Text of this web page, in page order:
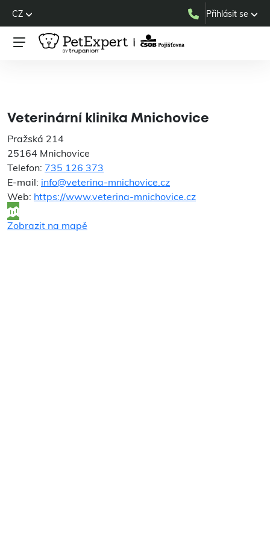
CZ Přihlásit se
Veterinární klinika Mnichovice
Pražská 214
25164 Mnichovice
Telefon: 735 126 373
E-mail: info@veterina-mnichovice.cz
Web: https://www.veterina-mnichovice.cz
Zobrazit na mapě